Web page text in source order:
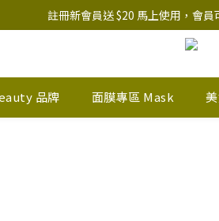
註冊新會員送 $20 馬上使用，會員
註冊新會員送 $20 馬上使用，會員
B.Y.O.B Mask Collection
註冊新會員送 $20 馬上使用，會
品牌 面膜專區 Mask